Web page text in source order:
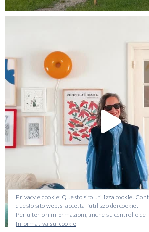
Privacy e cookie: Questo sito utilizza cookie.
questo sito web, si accetta l’utilizzo dei cookie.
Per ulteriori informazioni, anche su controllo dei
Informativa sui cookie